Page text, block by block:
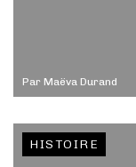
Par Maëva Durand
HISTOIRE